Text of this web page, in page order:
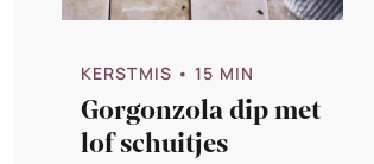
KERSTMIS • 15 MIN
Gorgonzola dip met
lof schuitjes